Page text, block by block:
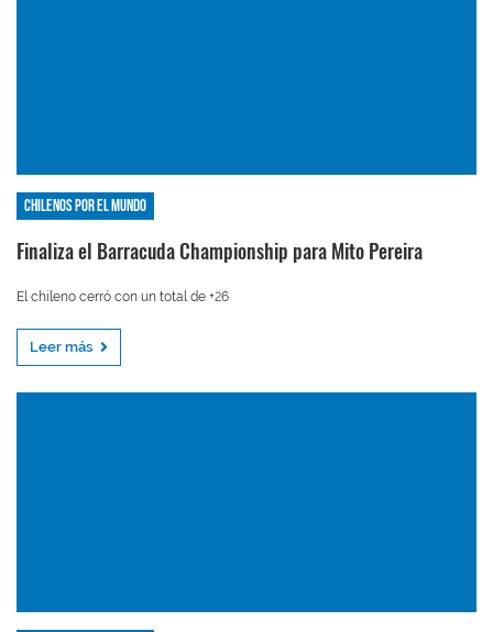
Chilenos por el mundo
Finaliza el Barracuda Championship para Mito Pereira
El chileno cerró con un total de +26
Leer más